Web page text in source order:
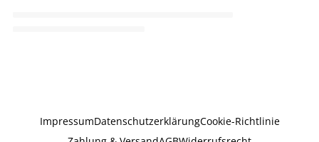
ImpressumDatenschutzerklärungCookie-Richtlinie